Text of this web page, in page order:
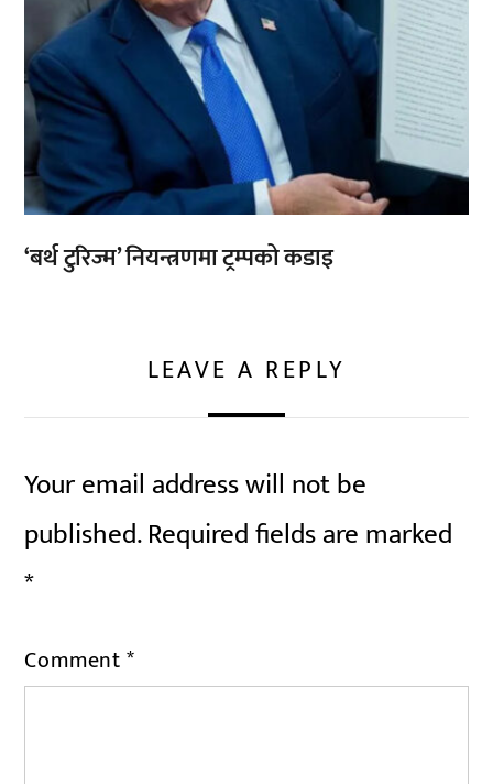
‘बर्थ टुरिज्म’ नियन्त्रणमा ट्रम्पको कडाइ
LEAVE A REPLY
Your email address will not be
published.Required fields are marked
*
Comment*